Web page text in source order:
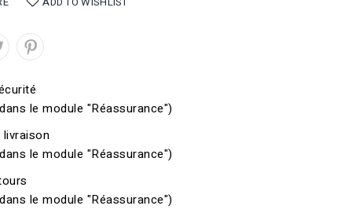
le module "Réassurance")
le module "Réassurance")
le module "Réassurance")